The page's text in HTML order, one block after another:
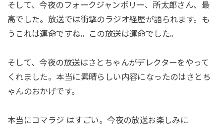
そして、今夜のフォークジャンボリー、所太郎さん、最
高でした。放送では衝撃のラジオ経歴が語られます。も
うこれは運命ですね。この放送は運命でした。
そして、今夜の放送はさとちゃんがデレクターをやって
くれました。本当に素晴らしい内容になったのはさとち
ゃんのおかげです。
本当にコマラジ はすごい。今夜の放送お楽しみに